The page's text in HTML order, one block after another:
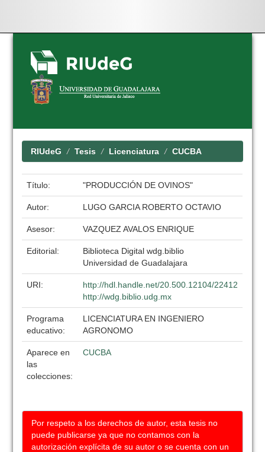
Skip
navigation
RIUdeG Tesis Licenciatura CUCBA
Título: "PRODUCCIÓN DE OVINOS"
Autor: LUGO GARCIA ROBERTO OCTAVIO
Asesor: VAZQUEZ AVALOS ENRIQUE
Editorial:
Biblioteca Digital wdg.biblio
Universidad de Guadalajara
URI:
http://hdl.handle.net/20.500.12104/22412
http://wdg.biblio.udg.mx
Programa
educativo:
LICENCIATURA EN INGENIERO
AGRONOMO
Aparece en
las
colecciones:
CUCBA
Por respeto a los derechos de autor, esta tesis no
puede publicarse ya que no contamos con la
autorización explícita de su autor o se cuenta con un